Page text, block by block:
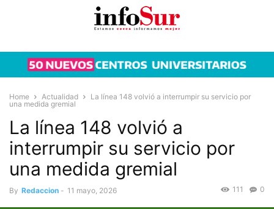
Home Actualidad
La línea 148 volvió a interrumpir su servicio por
una medida gremial
La línea 148 volvió a
interrumpir su servicio por
una medida gremial
By Redaccion - 11 mayo, 2026 0
111